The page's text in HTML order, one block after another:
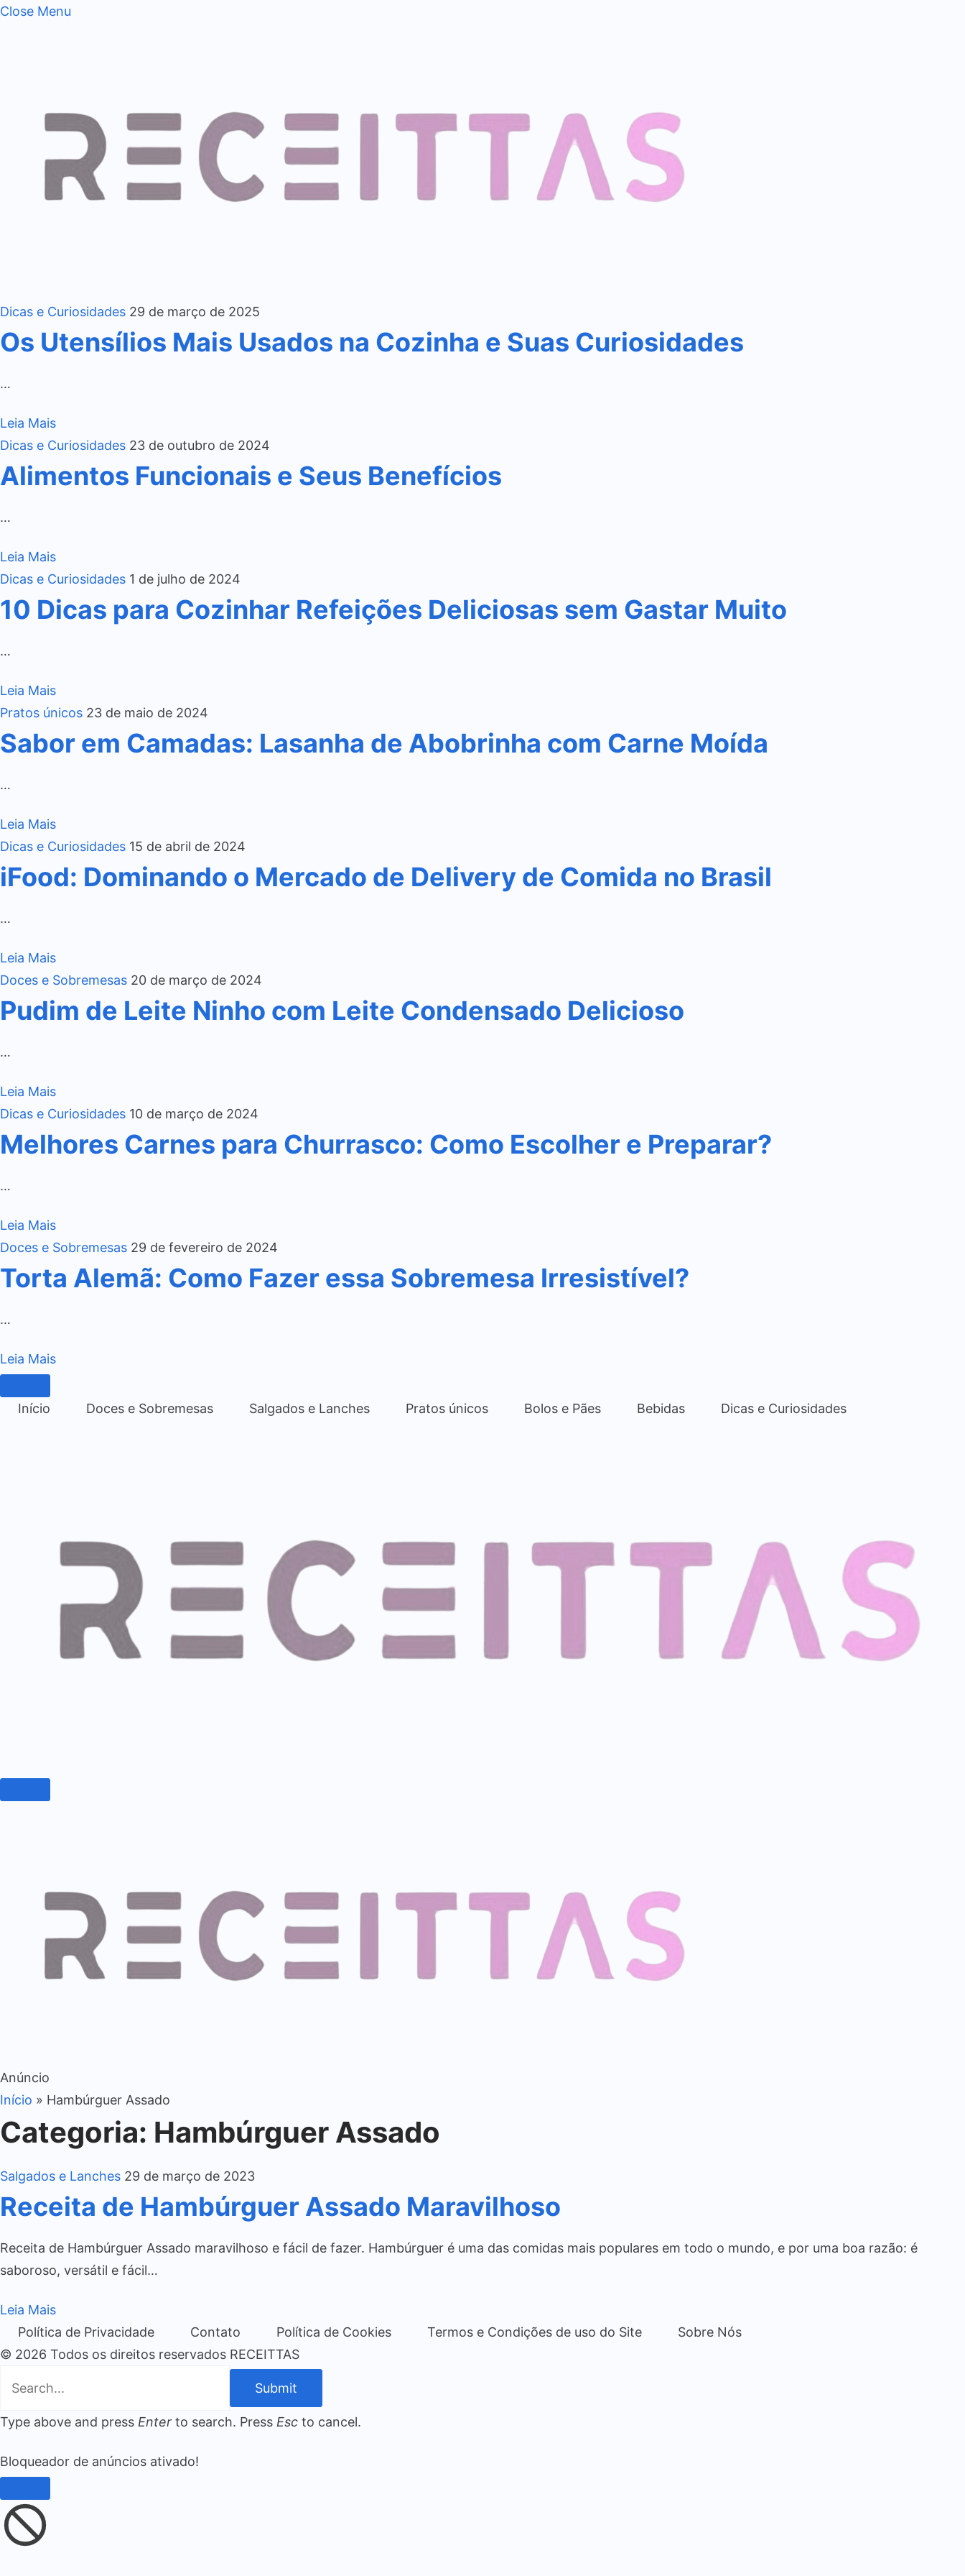
Close Menu
Dicas e Curiosidades 29 de março de 2025
Os Utensílios Mais Usados na Cozinha e Suas Curiosidades
…
Leia Mais
Dicas e Curiosidades 23 de outubro de 2024
Alimentos Funcionais e Seus Benefícios
…
Leia Mais
Dicas e Curiosidades 1 de julho de 2024
10 Dicas para Cozinhar Refeições Deliciosas sem Gastar Muito
…
Leia Mais
Pratos únicos 23 de maio de 2024
Sabor em Camadas: Lasanha de Abobrinha com Carne Moída
…
Leia Mais
Dicas e Curiosidades 15 de abril de 2024
iFood: Dominando o Mercado de Delivery de Comida no Brasil
…
Leia Mais
Doces e Sobremesas 20 de março de 2024
Pudim de Leite Ninho com Leite Condensado Delicioso
…
Leia Mais
Dicas e Curiosidades 10 de março de 2024
Melhores Carnes para Churrasco: Como Escolher e Preparar?
…
Leia Mais
Doces e Sobremesas 29 de fevereiro de 2024
Torta Alemã: Como Fazer essa Sobremesa Irresistível?
…
Leia Mais
Início Doces e Sobremesas Salgados e Lanches Pratos únicos Bolos e Pães Bebidas Dicas e Curiosidades
Anúncio
Início » Hambúrguer Assado
Categoria: Hambúrguer Assado
Salgados e Lanches 29 de março de 2023
Receita de Hambúrguer Assado Maravilhoso
Receita de Hambúrguer Assado maravilhoso e fácil de fazer. Hambúrguer é uma das comidas mais populares em todo o mundo, e por uma boa razão: é
saboroso, versátil e fácil…
Leia Mais
Política de Privacidade
Contato Política de Cookies Termos e Condições de uso do Site
Sobre Nós
© 2026 Todos os direitos reservados RECEITTAS
Submit
Type above and press Enter to search. Press Esc to cancel.
Bloqueador de anúncios ativado!